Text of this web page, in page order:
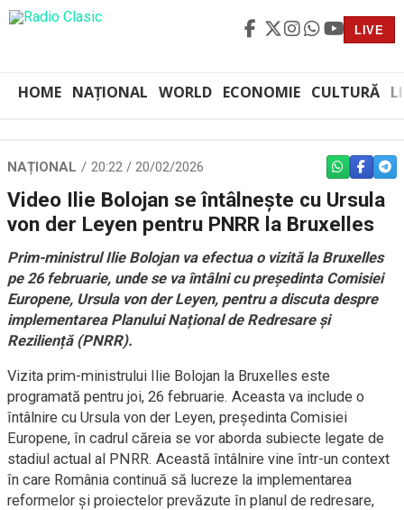
LIVE
HOME NAȚIONAL WORLD ECONOMIE CULTURĂ
NAȚIONAL 20:22 / 20/02/2026 WHATSAPP
Video Ilie Bolojan se întâlnește cu Ursula
von der Leyen pentru PNRR la Bruxelles
Prim-ministrul Ilie Bolojan va efectua o vizită la Bruxelles
pe 26 februarie, unde se va întâlni cu președinta Comisiei
Europene, Ursula von der Leyen, pentru a discuta despre
implementarea Planului Național de Redresare și
Reziliență (PNRR).
Vizita prim-ministrului Ilie Bolojan la Bruxelles este
programată pentru joi, 26 februarie. Aceasta va include o
întâlnire cu Ursula von der Leyen, președinta Comisiei
Europene, în cadrul căreia se vor aborda subiecte legate de
stadiul actual al PNRR. Această întâlnire vine într-un context
în care România continuă să lucreze la implementarea
reformelor și proiectelor prevăzute în planul de redresare,